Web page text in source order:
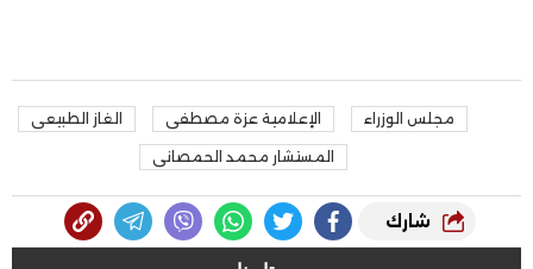
مجلس الوزراء الإعلامية عزة مصطفى الغاز الطبيعى
المستشار محمد الحمصانى
شارك